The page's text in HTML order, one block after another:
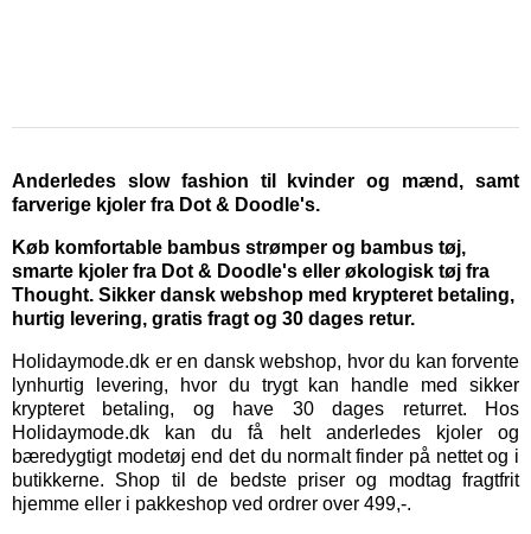
Anderledes slow fashion til kvinder og mænd, samt
farverige kjoler fra Dot & Doodle's.
Køb komfortable bambus strømper og bambus tøj,
smarte kjoler fra Dot & Doodle's eller økologisk tøj fra
Thought. Sikker dansk webshop med krypteret betaling,
hurtig levering, gratis fragt og 30 dages retur.
Holidaymode.dk er en dansk webshop, hvor du kan forvente
lynhurtig levering, hvor du trygt kan handle med sikker
krypteret betaling, og have 30 dages returret. Hos
Holidaymode.dk kan du få helt anderledes kjoler og
bæredygtigt modetøj end det du normalt finder på nettet og i
butikkerne. Shop til de bedste priser og modtag fragtfrit
hjemme eller i pakkeshop ved ordrer over 499,-.